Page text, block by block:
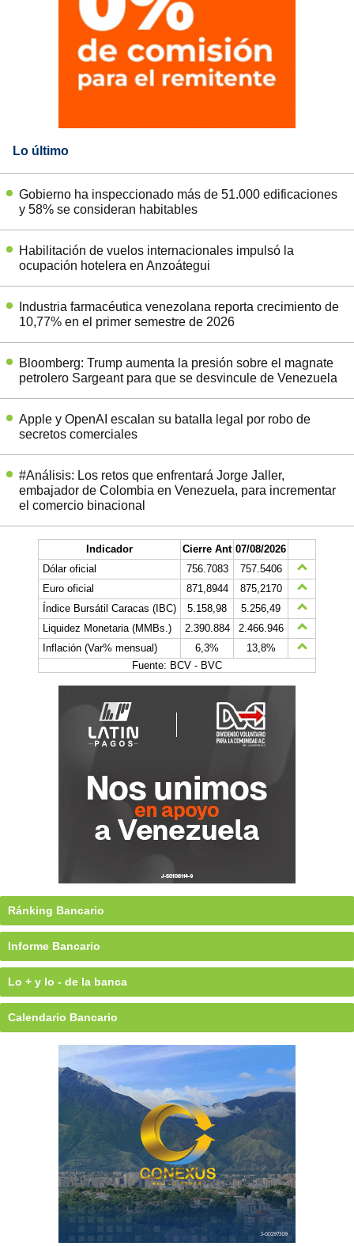
Lo último
Gobierno ha inspeccionado más de 51.000 edificaciones
y 58% se consideran habitables
Habilitación de vuelos internacionales impulsó la
ocupación hotelera en Anzoátegui
Industria farmacéutica venezolana reporta crecimiento de
10,77% en el primer semestre de 2026
Bloomberg: Trump aumenta la presión sobre el magnate
petrolero Sargeant para que se desvincule de Venezuela
Apple y OpenAI escalan su batalla legal por robo de
secretos comerciales
#Análisis: Los retos que enfrentará Jorge Jaller,
embajador de Colombia en Venezuela, para incrementar
el comercio binacional
Indicador Cierre Ant 07/08/2026
Dólar oficial
756.7083
757.5406
Euro oficial
871,8944
875,2170
Índice Bursátil Caracas (IBC)
5.158,98
5.256,49
Liquidez Monetaria (MMBs.)
2.390.884
2.466.946
Inflación (Var% mensual)
6,3%
13,8%
Fuente: BCV - BVC
Ránking Bancario
Informe Bancario
Lo + y lo - de la banca
Calendario Bancario